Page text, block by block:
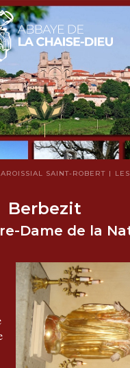
SAINT-ROBERT
Berbezit
Dame de la